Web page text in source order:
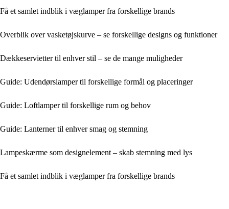
Få et samlet indblik i væglamper fra forskellige brands
Overblik over vasketøjskurve – se forskellige designs og funktioner
Dækkeservietter til enhver stil – se de mange muligheder
Guide: Udendørslamper til forskellige formål og placeringer
Guide: Loftlamper til forskellige rum og behov
Guide: Lanterner til enhver smag og stemning
Lampeskærme som designelement – skab stemning med lys
Få et samlet indblik i væglamper fra forskellige brands